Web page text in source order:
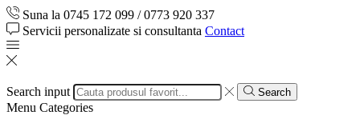
Suna la 0745 172 099 / 0773 920 337
Servicii personalizate si consultanta Contact
Search input Search
Menu Categories